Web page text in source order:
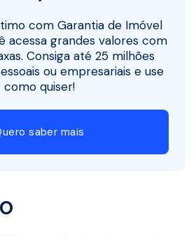
com Garantia de Imóvel
acessa grandes valores com
Consiga até 25 milhões
ou empresariais e use
como quiser!
saber mais